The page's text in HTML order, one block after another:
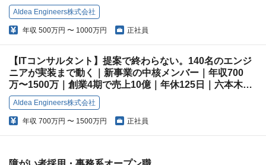
休125日｜六本木ヒルズ
AIdea Engineers株式会社
年収 500万円 〜 1000万円 正社員
【ITコンサルタント】提案で終わらない。140名のエンジ
ニアが実装まで動く｜新事業の中核メンバー｜年収700
万〜1500万｜創業4期で売上10億｜年休125日｜六本木ヒ
ルズ
AIdea Engineers株式会社
年収 700万円 〜 1500万円 正社員